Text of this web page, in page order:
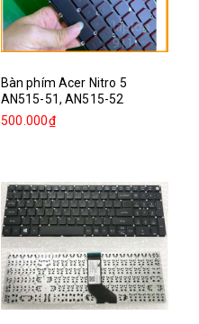
Bàn phím Acer Nitro 5
AN515-51, AN515-52
500.000₫